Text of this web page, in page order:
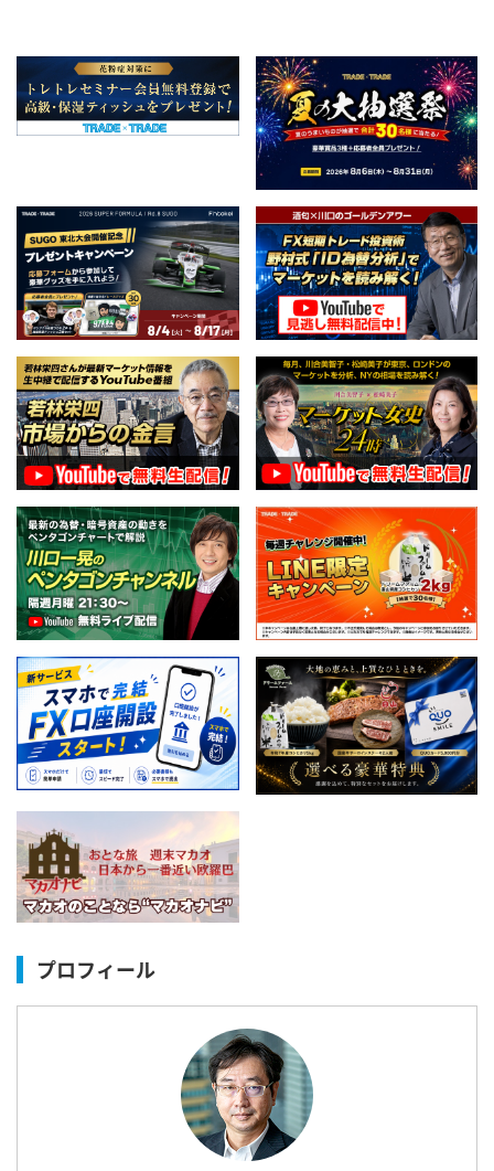
プロフィール